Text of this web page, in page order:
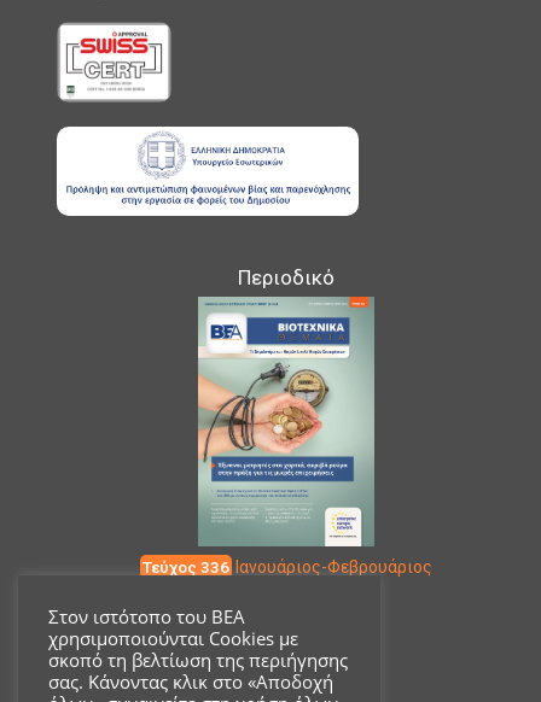
Περιοδικό
Τεύχος 336 Ιανουάριος-Φεβρουάριος
Επικοινωνία
Στον ιστότοπο του ΒΕΑ
χρησιμοποιούνται Cookies με
σκοπό τη βελτίωση της περιήγησης
σας. Κάνοντας κλικ στο «Αποδοχή